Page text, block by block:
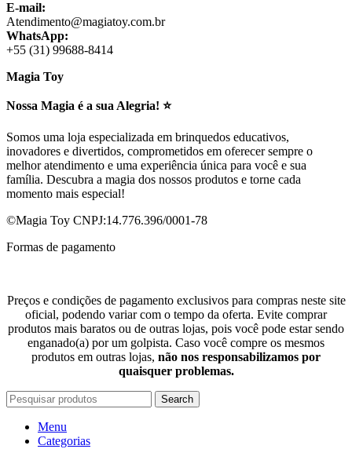
E-mail:
Atendimento@magiatoy.com.br
WhatsApp:
+55 (31) 99688-8414
Magia Toy
Nossa Magia é a sua Alegria! ⭐
Somos uma loja especializada em brinquedos educativos,
inovadores e divertidos, comprometidos em oferecer sempre o
melhor atendimento e uma experiência única para você e sua
família. Descubra a magia dos nossos produtos e torne cada
momento mais especial!
©Magia Toy CNPJ:14.776.396/0001-78
Formas de pagamento
Preços e condições de pagamento exclusivos para compras neste site
oficial, podendo variar com o tempo da oferta. Evite comprar
produtos mais baratos ou de outras lojas, pois você pode estar sendo
enganado(a) por um golpista. Caso você compre os mesmos
produtos em outras lojas, não nos responsabilizamos por
quaisquer problemas.
Search
Menu
Categorias